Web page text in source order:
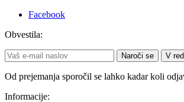
Facebook
Obvestila:
Naroči se V
Od prejemanja sporočil se lahko kadar koli
Informacije: